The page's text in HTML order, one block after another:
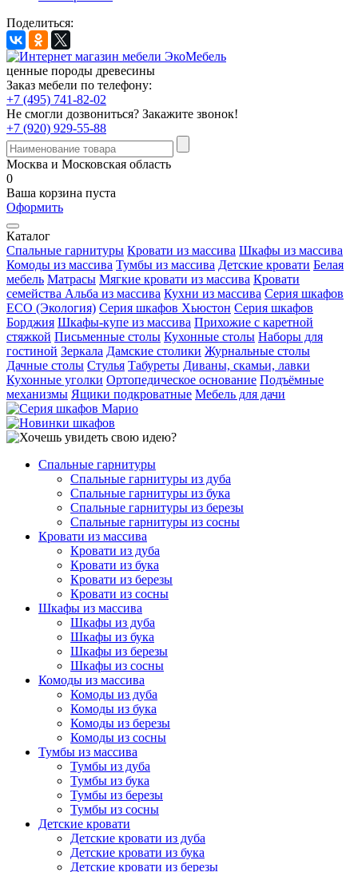
Поделиться:
ценные породы древесины
Заказ мебели по телефону:
+7 (495) 741-82-02
Не смогли дозвониться? Закажите звонок!
+7 (920) 929-55-88
Москва и Московская область
0
Ваша корзина пуста
Оформить
Каталог
Спальные гарнитуры Кровати из массива Шкафы из массива
Комоды из массива Тумбы из массива Детские кровати Белая
мебель Матрасы Мягкие кровати из массива Кровати
семейства Альба из массива Кухни из массива Серия шкафов
ECO (Экология) Серия шкафов Хьюстон Серия шкафов
Борджия Шкафы-купе из массива Прихожие с каретной
стяжкой Письменные столы Кухонные столы Наборы для
гостиной Зеркала Дамские столики Журнальные столы
Дачные столы Стулья Табуреты Диваны, скамьи, лавки
Кухонные уголки Ортопедическое основание Подъёмные
механизмы Ящики подкроватные Мебель для дачи
Спальные гарнитуры
Спальные гарнитуры из дуба
Спальные гарнитуры из бука
Спальные гарнитуры из березы
Спальные гарнитуры из сосны
Кровати из массива
Кровати из дуба
Кровати из бука
Кровати из березы
Кровати из сосны
Шкафы из массива
Шкафы из дуба
Шкафы из бука
Шкафы из березы
Шкафы из сосны
Комоды из массива
Комоды из дуба
Комоды из бука
Комоды из березы
Комоды из сосны
Тумбы из массива
Тумбы из дуба
Тумбы из бука
Тумбы из березы
Тумбы из сосны
Детские кровати
Детские кровати из дуба
Детские кровати из бука
Детские кровати из березы